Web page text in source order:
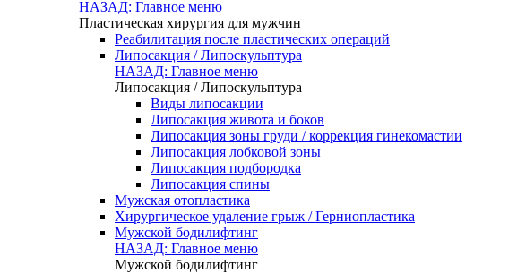
НАЗАД: Главное меню
Пластическая хирургия для мужчин
Реабилитация после пластических операций
Липосакция / Липоскульптура
НАЗАД: Главное меню
Липосакция / Липоскульптура
Виды липосакции
Липосакция живота и боков
Липосакция зоны груди / коррекция гинекомастии
Липосакция лобковой зоны
Липосакция подбородка
Липосакция спины
Мужская отопластика
Хирургическое удаление грыж / Герниопластика
Мужской бодилифтинг
НАЗАД: Главное меню
Мужской бодилифтинг